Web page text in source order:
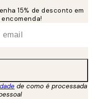
15% de desconto em
de como é processada